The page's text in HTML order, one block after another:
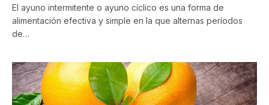
El ayuno intermitente o ayuno cíclico es una forma de
alimentación efectiva y simple en la que alternas períodos
de…